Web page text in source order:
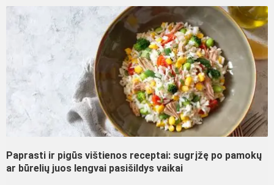
Paprasti ir pigūs vištienos receptai: sugrįžę po pamokų
ar būrelių juos lengvai pasišildys vaikai